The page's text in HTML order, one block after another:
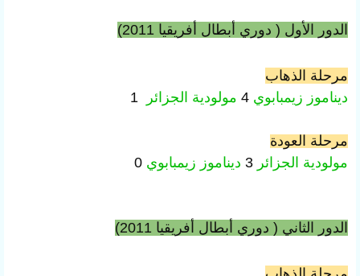
الدور الأول ( دوري أبطال أفريقيا 2011)
مرحلة الذهاب
ديناموز زيمبابوي مولودية الجزائر 1
مرحلة العودة
مولودية الجزائر
ديناموز زيمبابوي 0
الدور الثاني ( دوري أبطال أفريقيا 2011)